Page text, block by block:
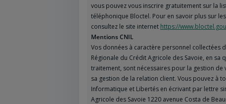
vous pouvez vous inscrire gratuitement sur la
téléphonique Bloctel. Pour en savoir plus sur
consultez le site internet https://
Mentions CNIL
Vos données à caractère personnel collectées
Régionale du Crédit Agricole des Savoie, en sa
traitement, sont nécessaires pour la gestion
sa gestion de la relation client. Vous pouvez à
Informatique et Libertés en écrivant par lettre
Agricole des Savoie 1220 avenue Costa de